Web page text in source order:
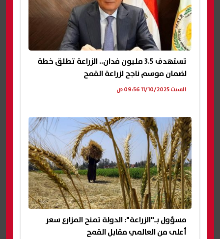
تستهدف 3.5 مليون فدان.. الزراعة تطلق خطة
لضمان موسم ناجح لزراعة القمح
السبت 11/10/2025 09:56 ص
مسؤول بـ"الزراعة": الدولة تمنح المزارع سعر
أعلى من العالمي مقابل القمح